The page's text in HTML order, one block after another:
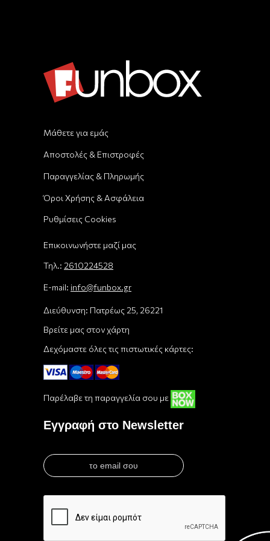
Μάθετε για εμάς
Αποστολές & Επιστροφές
Παραγγελίας & Πληρωμής
Όροι Χρήσης & Ασφάλεια
Ρυθμίσεις Cookies
Επικοινωνήστε μαζί μας
Τηλ.: 2610224528
E-mail: info@funbox.gr
Διεύθυνση: Πατρέως 25, 26221
Βρείτε μας στον χάρτη
Δεχόμαστε όλες τις πιστωτικές κάρτες:
Παρέλαβε τη παραγγελία σου με
Εγγραφή στο Newsletter